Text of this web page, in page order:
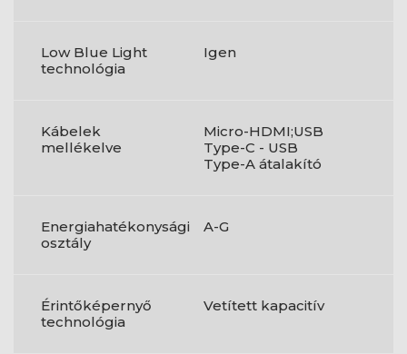
Low Blue Light
technológia
Igen
Kábelek
mellékelve
Micro-HDMI;USB
Type-C - USB
Type-A átalakító
Energiahatékonysági
osztály
A-G
Érintőképernyő
technológia
Vetített kapacitív